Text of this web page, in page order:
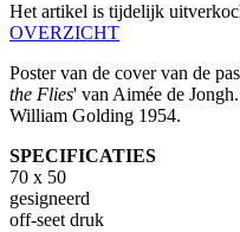
Het artikel is tijdelijk
OVERZICHT
Poster van de cover van de
the Flies' van Aimée de
William Golding 1954.
SPECIFICATIES
70 x 50
gesigneerd
off-seet druk